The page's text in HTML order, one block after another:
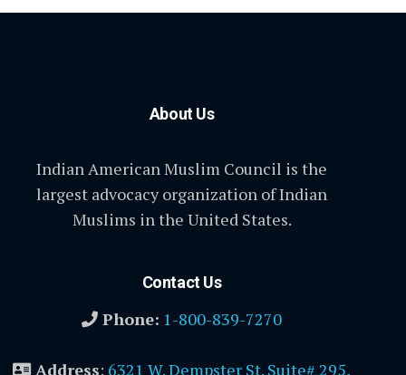
About Us
Indian American Muslim Council is the
largest advocacy organization of Indian
Muslims in the United States.
Contact Us
Phone: 1-800-839-7270
Address: 6321 W. Dempster St. Suite# 295,